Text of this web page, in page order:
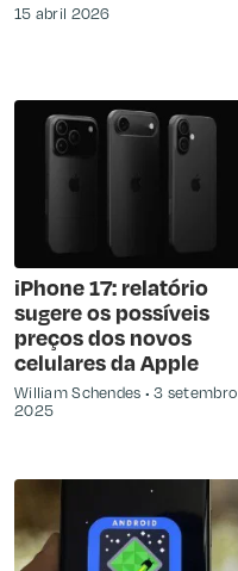
15 abril 2026
iPhone 17: relatório
sugere os possíveis
preços dos novos
celulares da Apple
William Schendes
3 setembro
2025